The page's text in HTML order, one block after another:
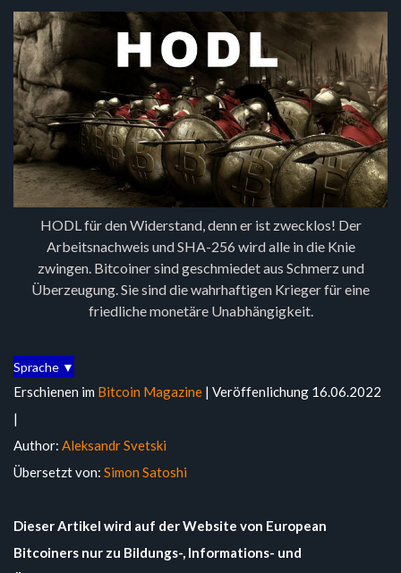
HODL für den Widerstand, denn er ist zwecklos! Der
Arbeitsnachweis und SHA-256 wird alle in die Knie
zwingen. Bitcoiner sind geschmiedet aus Schmerz und
Überzeugung. Sie sind die wahrhaftigen Krieger für eine
friedliche monetäre Unabhängigkeit.
Sprache ▼
Erschienen im Bitcoin Magazine | Veröffenlichung 16.06.2022
|
Author: Aleksandr Svetski
Übersetzt von: Simon Satoshi
Dieser Artikel wird auf der Website von European
Bitcoiners nur zu Bildungs-, Informations- und